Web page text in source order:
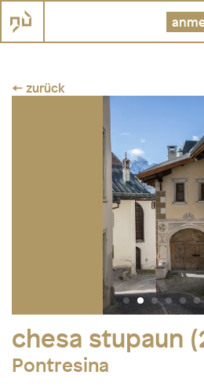
← zurück
chesa stupaun
Pontresina